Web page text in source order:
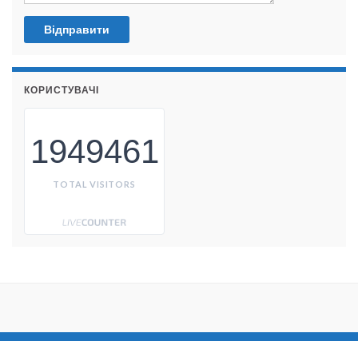
КОРИСТУВАЧІ
1949461
TOTAL VISITORS